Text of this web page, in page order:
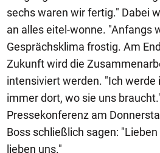
sechs waren wir fertig." Dabei
an alles eitel-wonne. "Anfangs
Gesprächsklima frostig. Am
Zukunft wird die
intensiviert werden. "Ich werde
immer dort, wo sie uns
Pressekonferenz am
Boss schließlich sagen:
lieben uns."